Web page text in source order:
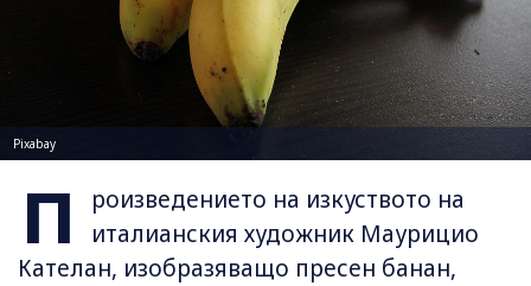
Pixabay
П
роизведението на изкуството на
италианския художник Маурицио
Кателан, изобразяващо пресен банан,